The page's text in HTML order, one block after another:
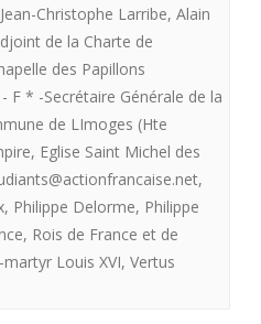
Christophe Larribe, Alain
de la Charte de
des Papillons
F * -Secrétaire Générale de la
de LImoges (Hte
, Eglise Saint Michel des
,
, Philippe Delorme, Philippe
, Rois de France et de
Louis XVI, Vertus